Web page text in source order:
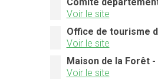
Voir le site
Office de tourisme
Voir le site
Maison de la Forêt
Voir le site